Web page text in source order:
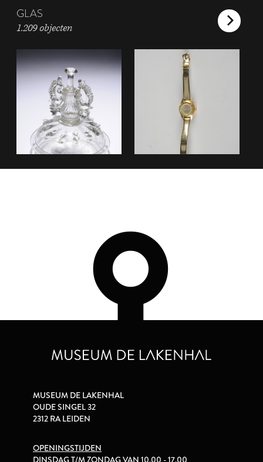
GLAS
1.209 objecten
MUSEUM DE LAKENHAL
OUDE SINGEL 32
2312 RA LEIDEN
OPENINGSTIJDEN